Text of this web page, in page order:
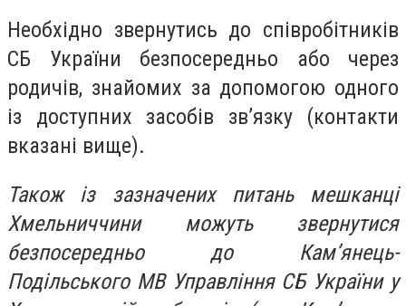
Необхідно звернутись до співробітників
СБ України безпосередньо або через
родичів, знайомих за допомогою одного
із доступних засобів зв’язку (контакти
вказані вище).
Також із зазначених питань мешканці
Хмельниччини можуть звернутися
безпосередньо до Кам’янець-
Подільського МВ Управління СБ України у